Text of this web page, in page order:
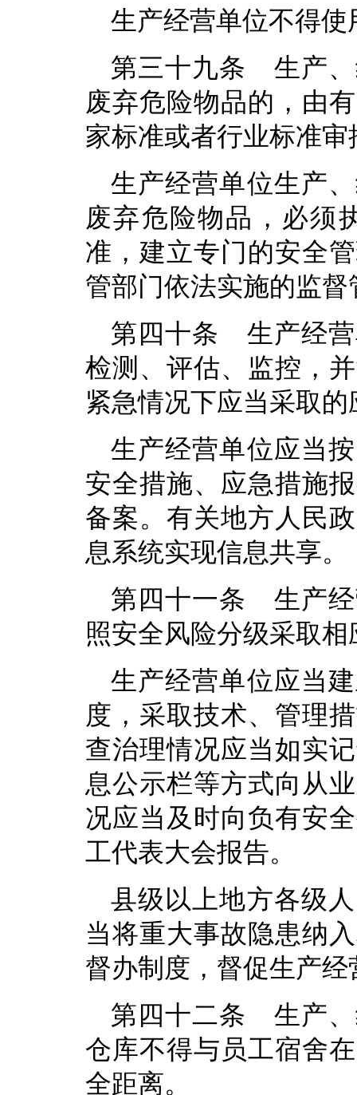
生产经营单位不得
第三十九条 生产、
废弃危险物品的，由
家标准或者行业标准
生产经营单位生产
废弃危险物品，必须
准，建立专门的安全
管部门依法实施的监督
第四十条 生产经营
检测、评估、监控，
紧急情况下应当采取
生产经营单位应当
安全措施、应急措施
备案。有关地方人民
息系统实现信息共享。
第四十一条 生产经
照安全风险分级采取
生产经营单位应当
度，采取技术、管理
查治理情况应当如实
息公示栏等方式向从
况应当及时向负有安
工代表大会报告。
县级以上地方各级
当将重大事故隐患纳
督办制度，督促生产
第四十二条 生产、
仓库不得与员工宿舍
全距离。